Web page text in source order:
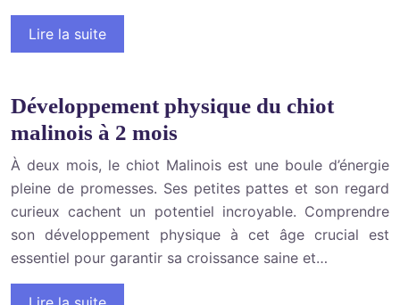
Lire la suite
Développement physique du chiot
malinois à 2 mois
À deux mois, le chiot Malinois est une boule d’énergie
pleine de promesses. Ses petites pattes et son regard
curieux cachent un potentiel incroyable. Comprendre
son développement physique à cet âge crucial est
essentiel pour garantir sa croissance saine et…